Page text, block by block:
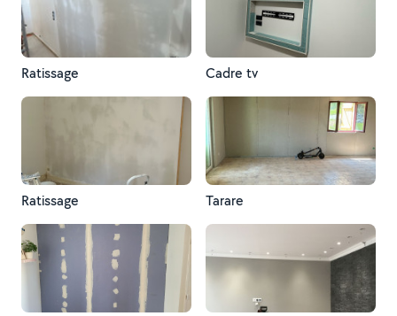
Ratissage Cadre tv
Ratissage Tarare